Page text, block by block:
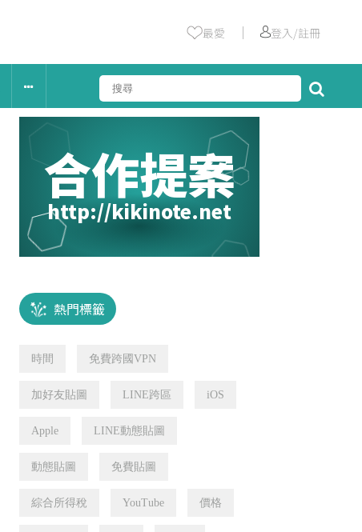
最愛 ｜ 登入/註冊
合作提案
http://kikinote.net
熱門標籤
時間 免費跨國VPN
加好友貼圖 LINE跨區 iOS
Apple LINE動態貼圖
動態貼圖 免費貼圖
綜合所得稅 YouTube 價格